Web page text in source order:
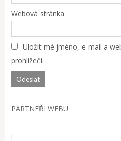
Webová stránka
Uložit mé jméno, e-mail a
prohlížeči.
PARTNEŘI WEBU